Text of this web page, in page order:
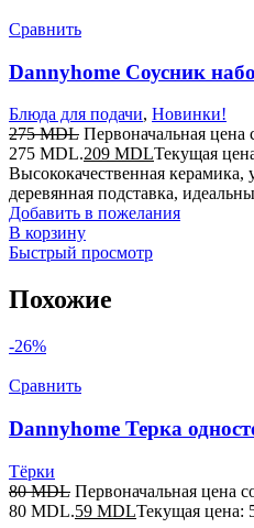
Сравнить
Dannyhome Соусник
Блюда для подачи, Новинки!
275MDL Первоначальная цена
275 MDL.209 MDLТекущая
Высококачественная
деревянная подставка,
Добавить в пожелания
В корзину
Быстрый просмотр
Похожие
-26%
Сравнить
Dannyhome Терка
Тёрки
80MDL Первоначальная цена
80 MDL.59 MDLТекущая цена: